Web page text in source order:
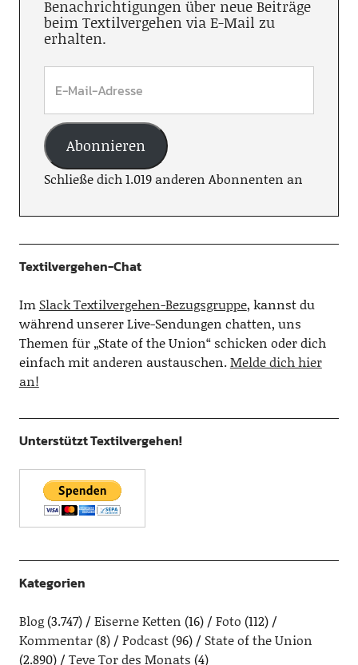
Benachrichtigungen über neue Beiträge
beim Textilvergehen via E-Mail zu
erhalten.
Abonnieren
Schließe dich 1.019 anderen Abonnenten an
Textilvergehen-Chat
Im Slack Textilvergehen-Bezugsgruppe, kannst du
während unserer Live-Sendungen chatten, uns
Themen für „State of the Union“ schicken oder dich
einfach mit anderen austauschen.Melde dich hier
an!
Unterstützt Textilvergehen!
Kategorien
Blog(3.747) Eiserne Ketten (16) Foto (112)
Kommentar(8) Podcast(96)
State of the Union
(2.890)
Teve Tor des Monats (4)